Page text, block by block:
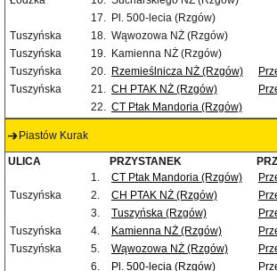
17. Pl. 500-lecia (Rzgów)
Tuszyńska
18. Wąwozowa NŻ (Rzgów)
Tuszyńska
19. Kamienna NŻ (Rzgów)
Tuszyńska
20. Rzemieślnicza NŻ (Rzgów)
Tuszyńska
21. CH PTAK NŻ (Rzgów)
22. CT Ptak Mandoria (Rzgów)
Piastów Kurak
ULICA PRZYSTANEK
1.
CT Ptak Mandoria (Rzgów)
Tuszyńska
2. CH PTAK NŻ (Rzgów)
3.
Tuszyńska (Rzgów)
Tuszyńska
4. Kamienna NŻ (Rzgów)
Tuszyńska
5. Wąwozowa NŻ (Rzgów)
6.
Pl. 500-lecia (Rzgów)